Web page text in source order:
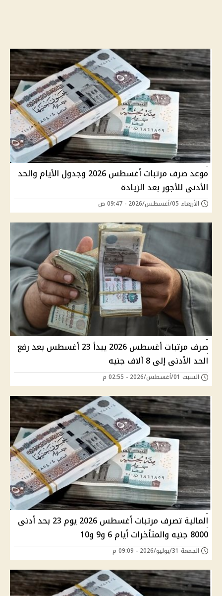
موعد صرف مرتبات أغسطس 2026 وجدول الأيام والحد
الأدنى للأجور بعد الزيادة
الأربعاء 05/أغسطس/2026 - 09:47 ص
صرف مرتبات أغسطس 2026 يبدأ 23 أغسطس بعد رفع
الحد الأدنى إلى 8 آلاف جنيه
السبت 01/أغسطس/2026 - 02:55 م
المالية تصرف مرتبات أغسطس 2026 يوم 23 بحد أدنى
8000 جنيه والمتأخرات أيام 6 و9 و10
الجمعة 31/يوليو/2026 - 09:09 م